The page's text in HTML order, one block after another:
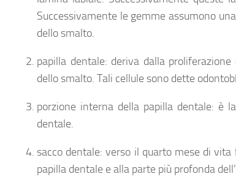
Successivamente le gemme assumono
dello smalto.
papilla dentale: deriva dalla
dello smalto. Tali cellule sono dette
porzione interna della papilla dentale: è
dentale.
sacco dentale: verso il quarto mese di
papilla dentale e alla parte più profonda